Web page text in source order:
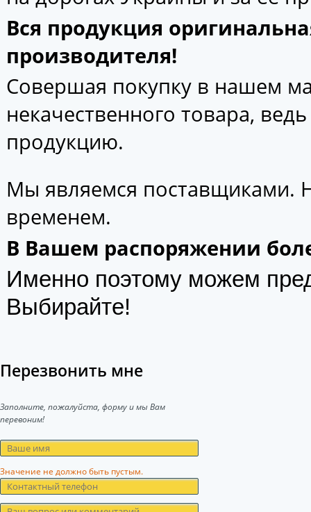
Вся продукция
производителя!
Совершая покупку в нашем
некачественного товара,
продукцию.
Мы являемся поставщиками.
временем.
В Вашем распоряжении
Именно поэтому можем
Выбирайте!
Перезвонить мне
Заполните, пожалуйста, форму и мы Вам
перевоним!
Значение не должно быть пустым.